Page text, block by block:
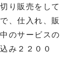
り販売をして
、仕入れ、販
のサービスの
み２２００